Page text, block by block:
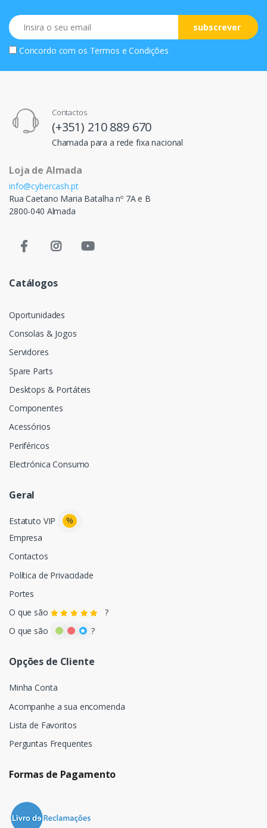
Email
subscrever
Concordo com os Termos e Condições
Contactos
(+351) 210 889 670
Chamada para a rede fixa nacional
Loja de Almada
info@cybercash.pt
Rua Caetano Maria Batalha nº 7A e B
2800-040 Almada
Catálogos
Oportunidades
Consolas & Jogos
Servidores
Spare Parts
Desktops & Portáteis
Componentes
Acessórios
Periféricos
Electrónica Consumo
Geral
Estatuto VIP
%
Empresa
Contactos
Política de Privacidade
Portes
O que são
?
O que são
?
Opções de Cliente
Minha Conta
Acompanhe a sua encomenda
Lista de Favoritos
Perguntas Frequentes
Formas de Pagamento